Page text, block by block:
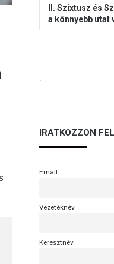
II. Szixtusz és
a könnyebb utat
.
IRATKOZZON
Email
Vezetéknév
Keresztnév